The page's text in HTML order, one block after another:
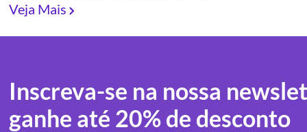
Veja Mais
Inscreva-se na nossa
ganhe até 20% de desconto